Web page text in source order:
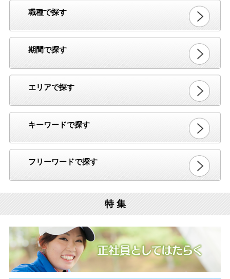
職種で探す
期間で探す
エリアで探す
キーワードで探す
フリーワードで探す
特 集